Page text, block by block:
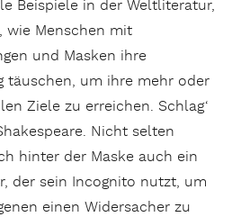
Beispiele in der Weltliteratur,
wie Menschen mit
und Masken ihre
täuschen, um ihre mehr oder
Ziele zu erreichen. Schlag‘
Nicht selten
hinter der Maske auch ein
der sein Incognito nutzt, um
einen Widersacher zu